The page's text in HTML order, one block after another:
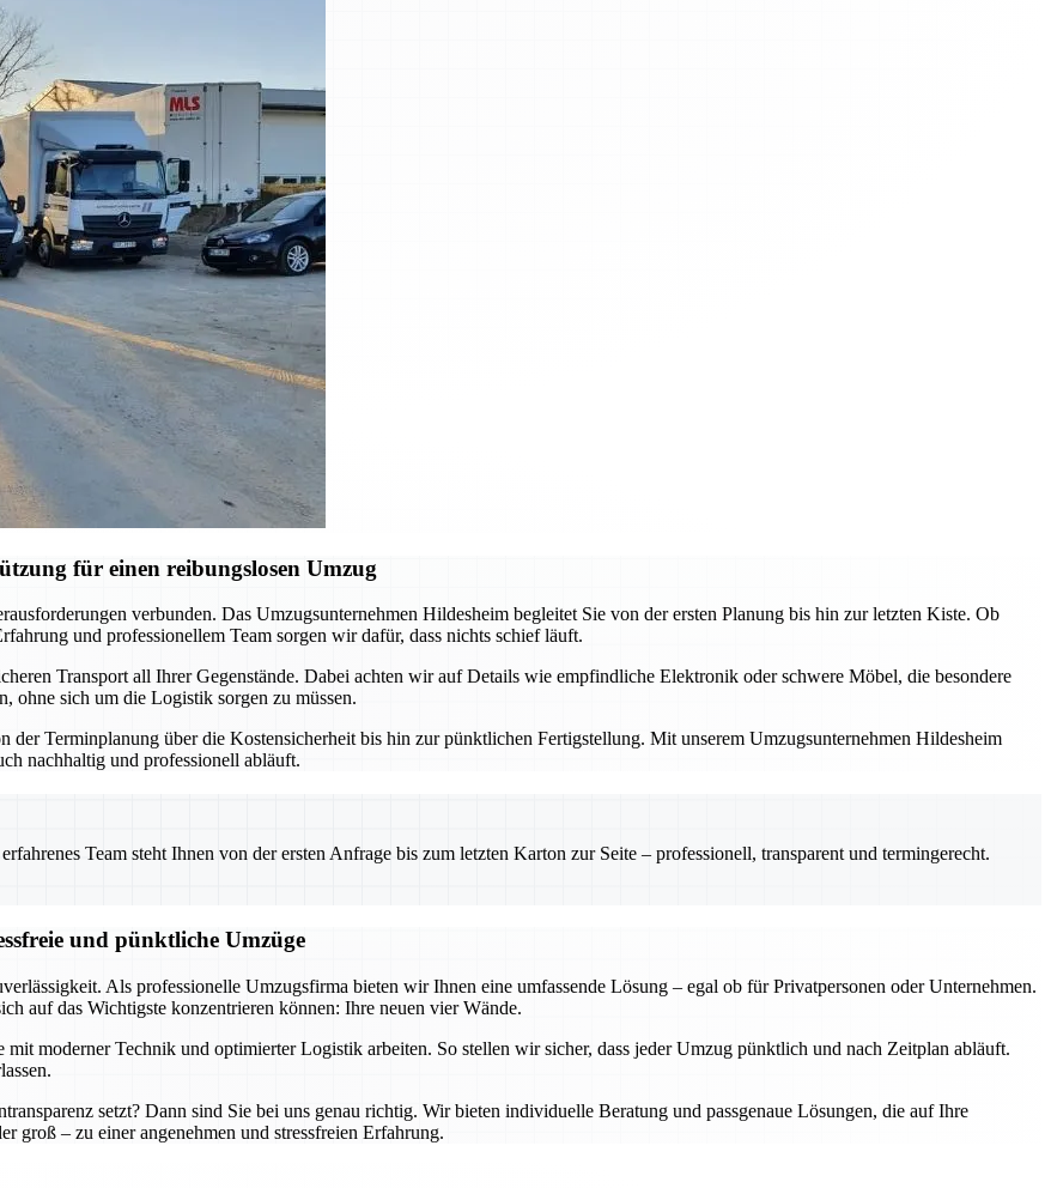
für einen reibungslosen Umzug
verbunden. Das Umzugsunternehmen Hildesheim begleitet Sie von der ersten Planung bis hin zur letzten Kiste. Ob
und professionellem Team sorgen wir dafür, dass nichts schief läuft.
Transport all Ihrer Gegenstände. Dabei achten wir auf Details wie empfindliche Elektronik oder schwere Möbel, die besondere
ohne sich um die Logistik sorgen zu müssen.
der Terminplanung über die Kostensicherheit bis hin zur pünktlichen Fertigstellung. Mit unserem Umzugsunternehmen Hildesheim
nachhaltig und professionell abläuft.
Team steht Ihnen von der ersten Anfrage bis zum letzten Karton zur Seite – professionell, transparent und termingerecht.
und pünktliche Umzüge
Als professionelle Umzugsfirma bieten wir Ihnen eine umfassende Lösung – egal ob für Privatpersonen oder Unternehmen.
auf das Wichtigste konzentrieren können: Ihre neuen vier Wände.
mit moderner Technik und optimierter Logistik arbeiten. So stellen wir sicher, dass jeder Umzug pünktlich und nach Zeitplan abläuft.
setzt? Dann sind Sie bei uns genau richtig. Wir bieten individuelle Beratung und passgenaue Lösungen, die auf Ihre
groß – zu einer angenehmen und stressfreien Erfahrung.